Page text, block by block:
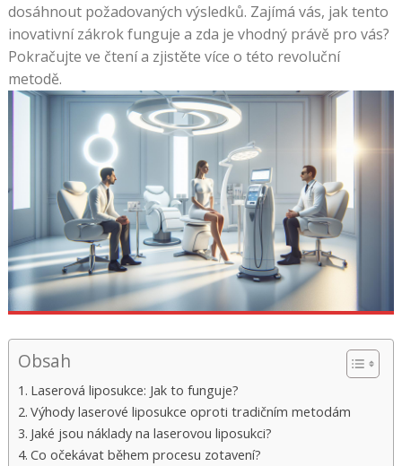
dosáhnout požadovaných výsledků. Zajímá vás, jak tento
inovativní zákrok funguje a zda je vhodný právě pro vás?
Pokračujte ve čtení a zjistěte více o této revoluční
metodě.
Obsah
Laserová liposukce: Jak to funguje?
Výhody laserové liposukce oproti tradičním metodám
Jaké jsou náklady na laserovou liposukci?
Co očekávat během procesu zotavení?